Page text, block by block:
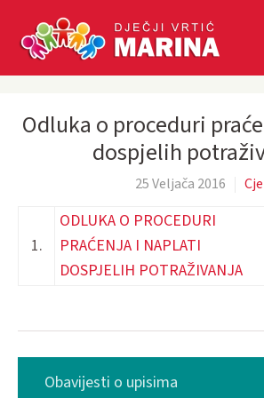
Skip to main content
Odluka o proceduri
dospjelih
25 Veljača 2016
1.
ODLUKA O PROCEDURI
PRAĆENJA I NAPLATI
DOSPJELIH POTRAŽIVANJA
Obavijesti o upisima